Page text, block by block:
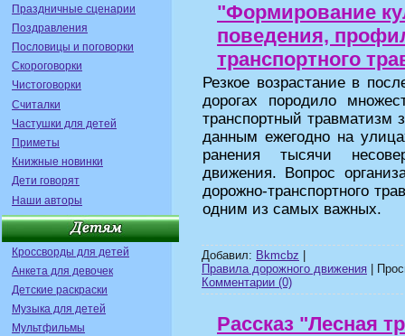
Праздничные сценарии
Поздравления
Пословицы и поговорки
Скороговорки
Чистоговорки
Считалки
Частушки для детей
Приметы
Книжные новинки
Дети говорят
Наши авторы
Кроссворды для детей
Анкета для девочек
Детские раскраски
Музыка для детей
Мультфильмы
"Формирование
поведения,
транспортного
Резкое возрастание в
дорогах породило
транспортный травматизм
данным ежегодно на
ранения тысячи
движения. Вопрос
дорожно-транспортного
одним из самых важных.
Добавил: Bkmcbz
Правила дорожного движения |
Комментарии (0)
Рассказ "Лесная